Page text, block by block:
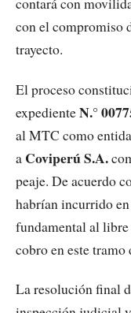
con el compromiso
trayecto.
El proceso
expedienteN.°
al MTC como
a Coviperú S.A.
peaje. De acuerdo
habrían incurrido
fundamental al
cobro en este tramo
La resolución final